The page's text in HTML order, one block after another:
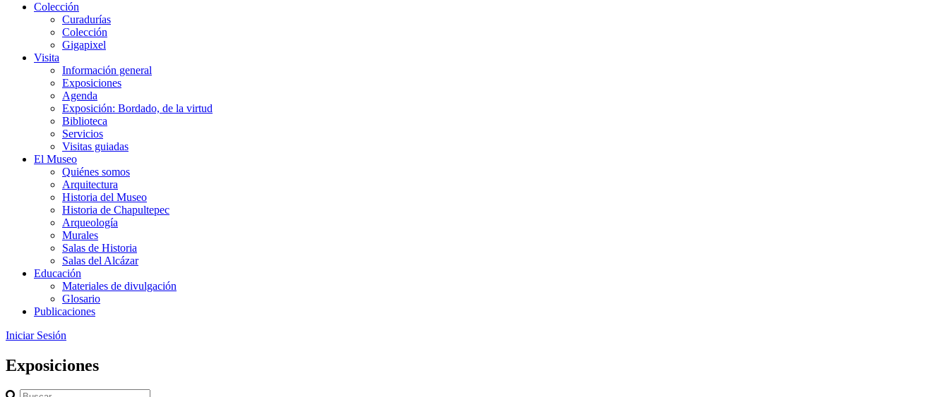
Colección
Curadurías
Colección
Gigapixel
Visita
Información general
Exposiciones
Agenda
Exposición: Bordado, de la virtud
Biblioteca
Servicios
Visitas guiadas
El Museo
Quiénes somos
Arquitectura
Historia del Museo
Historia de Chapultepec
Arqueología
Murales
Salas de Historia
Salas del Alcázar
Educación
Materiales de divulgación
Glosario
Publicaciones
Iniciar Sesión
Exposiciones